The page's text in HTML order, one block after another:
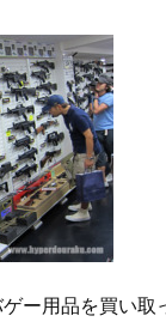
ー用品を買い取